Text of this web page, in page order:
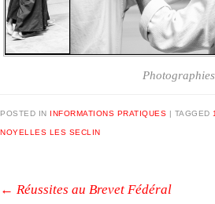
POSTED IN INFORMATIONS PRATIQUES TAGGED
NOYELLES LES SECLIN
Post navigation
← Réussites au Brevet Fédéral